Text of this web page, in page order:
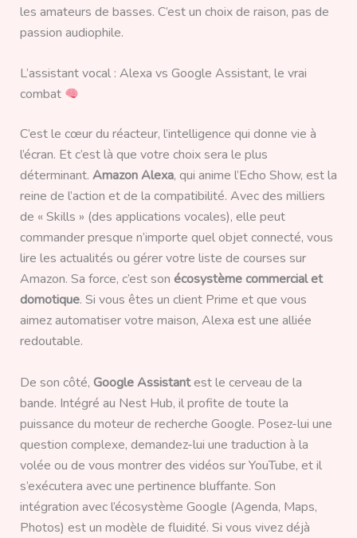
les amateurs de basses. C’est un choix de raison, pas de
passion audiophile.
L’assistant vocal : Alexa vs Google Assistant, le vrai
combat
C’est le cœur du réacteur, l’intelligence qui donne vie à
l’écran. Et c’est là que votre choix sera le plus
déterminant. Amazon Alexa, qui anime l’Echo Show, est la
reine de l’action et de la compatibilité. Avec des milliers
de « Skills » (des applications vocales), elle peut
commander presque n’importe quel objet connecté, vous
lire les actualités ou gérer votre liste de courses sur
Amazon. Sa force, c’est son écosystème commercial et
domotique. Si vous êtes un client Prime et que vous
aimez automatiser votre maison, Alexa est une alliée
redoutable.
De son côté, Google Assistantest le cerveau de la
bande. Intégré au Nest Hub, il profite de toute la
puissance du moteur de recherche Google. Posez-lui une
question complexe, demandez-lui une traduction à la
volée ou de vous montrer des vidéos sur YouTube, et il
s’exécutera avec une pertinence bluffante. Son
intégration avec l’écosystème Google (Agenda, Maps,
Photos) est un modèle de fluidité. Si vous vivez déjà